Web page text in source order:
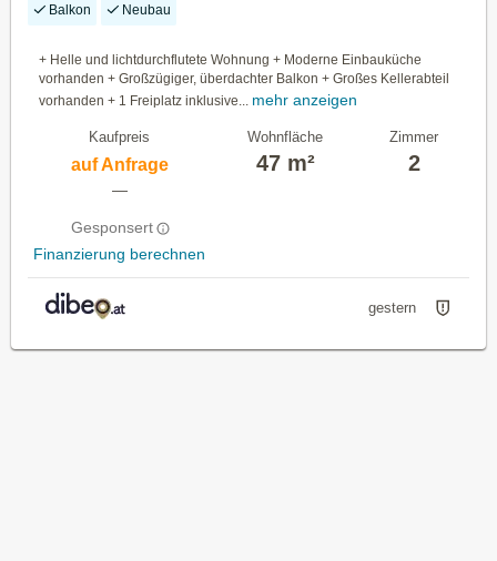
Balkon Neubau
+ Helle und lichtdurchflutete Wohnung + Moderne Einbauküche
vorhanden + Großzügiger, überdachter Balkon + Großes Kellerabteil
vorhanden + 1 Freiplatz inklusive... mehr anzeigen
Kaufpreis
auf Anfrage
—
Gesponsert
Finanzierung berechnen
Wohnfläche
47 m²
Zimmer
2
gestern